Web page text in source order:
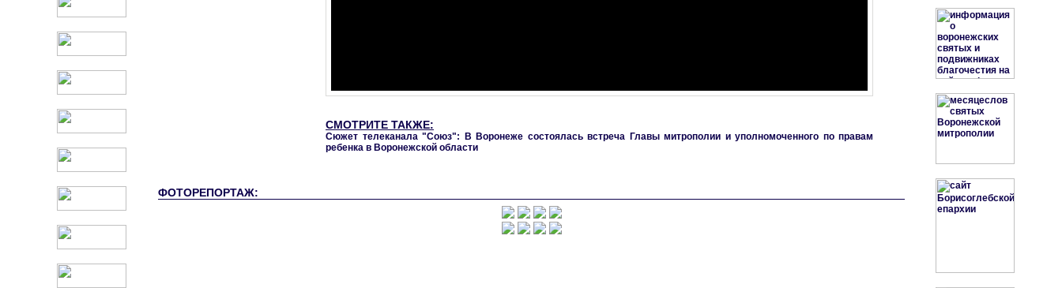
СМОТРИТЕ ТАКЖЕ:
Сюжет телеканала "Союз": В Воронеже состоялась встреча Главы митрополии и уполномоченного по правам
ребенка в Воронежской области
ФОТОРЕПОРТАЖ: